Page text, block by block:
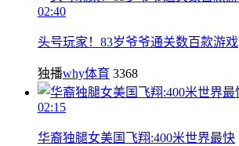
02:40
头号玩家！83岁爷爷通关数百款游戏
独播why体育 3368
02:15
华裔独腿女美国飞翔:400米世界最快